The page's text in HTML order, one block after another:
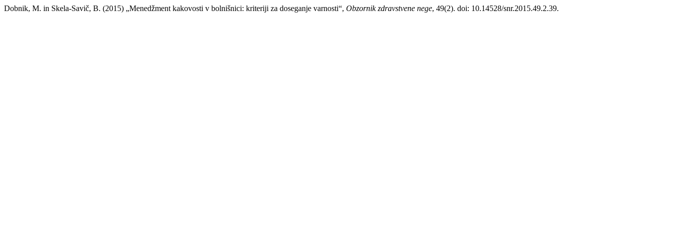
Dobnik, M. in Skela-Savič, B. (2015) „Menedžment kakovosti v bolnišnici: kriteriji za doseganje varnosti“, Obzornik zdravstvene nege, 49(2). doi: 10.14528/snr.2015.49.2.39.